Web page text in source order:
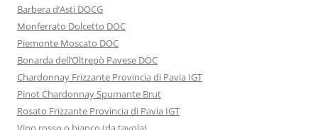
Barbera d’Asti DOCG
Monferrato Dolcetto DOC
Piemonte Moscato DOC
Bonarda dell’Oltrepò Pavese DOC
Chardonnay Frizzante Provincia di Pavia IGT
Pinot Chardonnay Spumante Brut
Rosato Frizzante Provincia di Pavia IGT